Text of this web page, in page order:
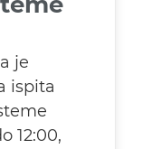
je
ispita
12:00,